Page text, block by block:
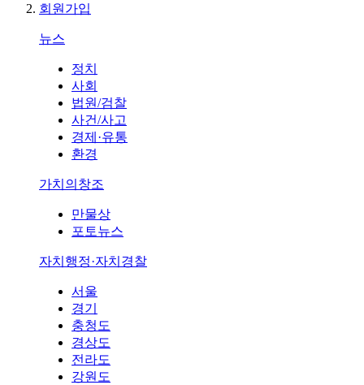
회원가입
뉴스
정치
사회
법원/검찰
사건/사고
경제·유통
환경
가치의창조
만물상
포토뉴스
자치행정·자치경찰
서울
경기
충청도
경상도
전라도
강원도